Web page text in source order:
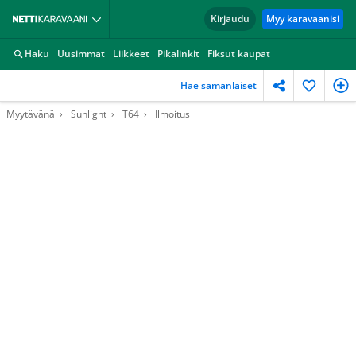
Kirjaudu Myy karavaanisi
Haku Uusimmat Liikkeet Pikalinkit Fiksut kaupat
Hae samanlaiset
Myytävänä Sunlight T64 Ilmoitus